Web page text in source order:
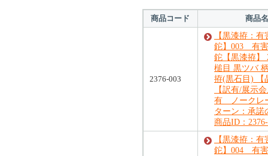
商品コード 商品名
2376-003
【黒漆拵：
鉈】003 有
鉈【黒漆拵】
槌目 黒ツバ
拵(黒石目) 【
【訳有/展示
有 ノークレ
ターン：承諾
商品ID：
【黒漆拵：
鉈】004 有